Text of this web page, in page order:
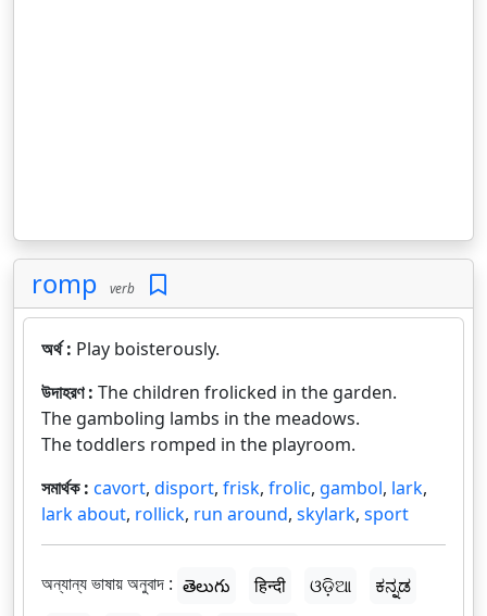
romp verb
অর্থ : Play boisterously.
উদাহরণ : The children frolicked in the garden.
The gamboling lambs in the meadows.
The toddlers romped in the playroom.
সমার্থক : cavort, disport, frisk, frolic, gambol, lark,
lark about, rollick, run around, skylark, sport
অন্যান্য ভাষায় অনুবাদ : తెలుగు हिन्दी ଓଡ଼ିଆ ಕನ್ನಡ